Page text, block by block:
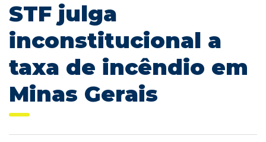
STF julga
inconstitucional a
taxa de incêndio em
Minas Gerais